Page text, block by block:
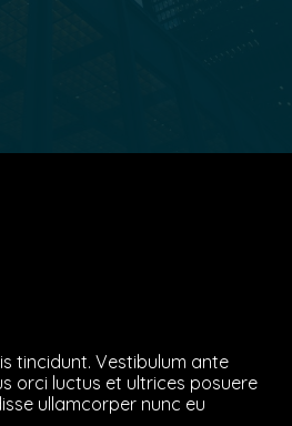
tincidunt. Vestibulum ante
orci luctus et ultrices posuere
ullamcorper nunc eu